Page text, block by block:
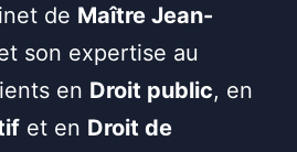
de Maître Jean-
son expertise au
en Droit public, en
et en Droit de